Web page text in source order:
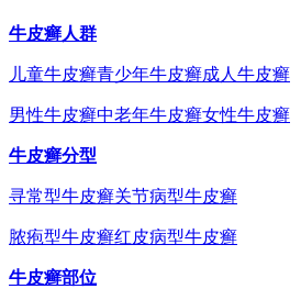
牛皮癣人群
儿童牛皮癣青少年牛皮癣成人牛皮癣
男性牛皮癣中老年牛皮癣女性牛皮癣
牛皮癣分型
寻常型牛皮癣关节病型牛皮癣
脓疱型牛皮癣红皮病型牛皮癣
牛皮癣部位